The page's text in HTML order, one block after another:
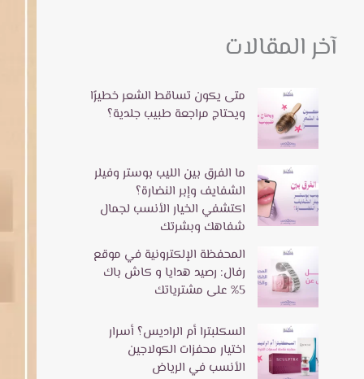
آخر المقالات
متى يكون تساقط الشعر خطيرًا
ويحتاج مراجعة طبيب جلدية؟
ما الفرق بين الليب بوستر وفيلر
الشفايف وإبر النضارة؟
اكتشفي الخيار الأنسب لجمال
شفاهك وبشرتك
المحفظة الإلكترونية في موقع
رفال: رصيد هدايا و كاش باك
5% على مشترياتك
السكلبترا أم الراديس؟ أسرار
اختيار محفزات الكولاجين
الأنسب في الرياض